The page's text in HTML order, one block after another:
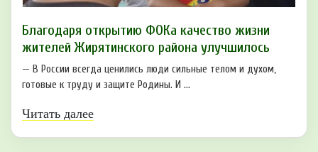
Благодаря открытию ФОКа качество жизни
жителей Жирятинского района улучшилось
— В России всегда ценились люди сильные телом и духом,
готовые к труду и защите Родины. И ...
Читать далее